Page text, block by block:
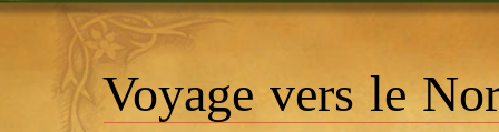
Voyage vers le